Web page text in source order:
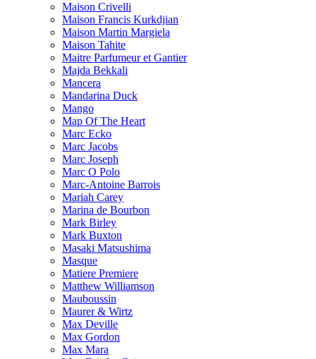
Maison Crivelli
Maison Francis Kurkdjian
Maison Martin Margiela
Maison Tahite
Maitre Parfumeur et Gantier
Majda Bekkali
Mancera
Mandarina Duck
Mango
Map Of The Heart
Marc Ecko
Marc Jacobs
Marc Joseph
Marc O Polo
Marc-Antoine Barrois
Mariah Carey
Marina de Bourbon
Mark Birley
Mark Buxton
Masaki Matsushima
Masque
Matiere Premiere
Matthew Williamson
Mauboussin
Maurer & Wirtz
Max Deville
Max Gordon
Max Mara